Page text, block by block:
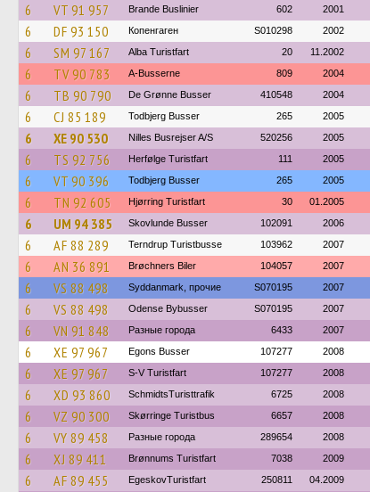
6 VT 91 957 Brande Buslinier 602 2001
6 DF 93 150 Копенгаген S010298 2002
6 SM 97 167 Alba Turistfart 20 11.2002
6 TV 90 783 A-Busserne 809 2004
6 TB 90 790 De Grønne Busser 410548 2004
6 CJ 85 189 Todbjerg Busser 265 2005
6 XE 90 530 Nilles Busrejser A/S 520256 2005
6 TS 92 756 Herfølge Turistfart 111 2005
6 VT 90 396 Todbjerg Busser 265 2005
6 TN 92 605 Hjørring Turistfart 30 01.2005
6 UM 94 385 Skovlunde Busser 102091 2006
6 AF 88 289 Terndrup Turistbusse 103962 2007
6 AN 36 891 Brøchners Biler 104057 2007
6 VS 88 498 Syddanmark, прочие S070195 2007
6 VS 88 498 Odense Bybusser S070195 2007
6 VN 91 848 Разные города 6433 2007
6 XE 97 967 Egons Busser 107277 2008
6 XE 97 967 S-V Turistfart 107277 2008
6 XD 93 860 SchmidtsTuristtrafik 6725 2008
6 VZ 90 300 Skørringe Turistbus 6657 2008
6 VY 89 458 Разные города 289654 2008
6 XJ 89 411 Brønnums Turistfart 7038 2009
6 AF 89 455 EgeskovTuristfart 250811 04.2009